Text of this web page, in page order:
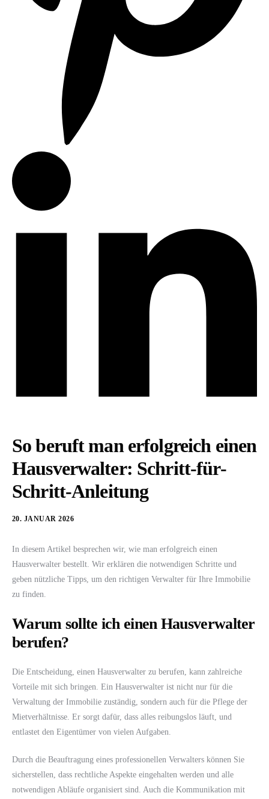
So beruft man erfolgreich einen
Hausverwalter: Schritt-für-
Schritt-Anleitung
20. JANUAR 2026
In diesem Artikel besprechen wir, wie man erfolgreich einen
Hausverwalter bestellt. Wir erklären die notwendigen Schritte und
geben nützliche Tipps, um den richtigen Verwalter für Ihre Immobilie
zu finden.
Warum sollte ich einen Hausverwalter
berufen?
Die Entscheidung, einen Hausverwalter zu berufen, kann zahlreiche
Vorteile mit sich bringen. Ein Hausverwalter ist nicht nur für die
Verwaltung der Immobilie zuständig, sondern auch für die Pflege der
Mietverhältnisse. Er sorgt dafür, dass alles reibungslos läuft, und
entlastet den Eigentümer von vielen Aufgaben.
Durch die Beauftragung eines professionellen Verwalters können Sie
sicherstellen, dass rechtliche Aspekte eingehalten werden und alle
notwendigen Abläufe organisiert sind. Auch die Kommunikation mit